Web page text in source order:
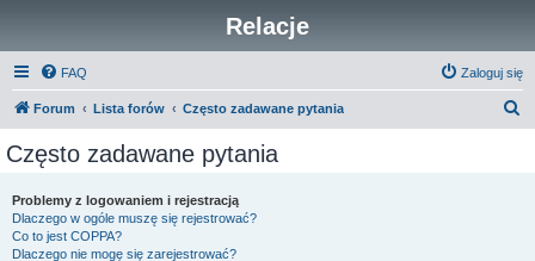
Relacje
FAQ Zaloguj się
Forum Lista forów Często zadawane pytania
Często zadawane pytania
Problemy z logowaniem i rejestracją
Dlaczego w ogóle muszę się rejestrować?
Co to jest COPPA?
Dlaczego nie mogę się zarejestrować?